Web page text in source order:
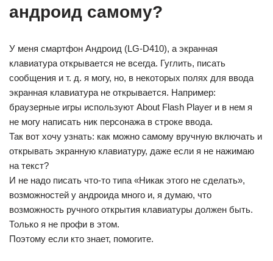
андроид самому?
У меня смартфон Андроид (LG-D410), а экранная
клавиатура открывается не всегда. Гуглить, писать
сообщения и т. д. я могу, но, в некоторых полях для ввода
экранная клавиатура не открывается. Например:
браузерные игры используют About Flash Player и в нем я
не могу написать ник персонажа в строке ввода.
Так вот хочу узнать: как можно самому вручную включать и
открывать экранную клавиатуру, даже если я не нажимаю
на текст?
И не надо писать что-то типа «Никак этого не сделать»,
возможностей у андроида много и, я думаю, что
возможность ручного открытия клавиатуры должен быть.
Только я не профи в этом.
Поэтому если кто знает, помогите.